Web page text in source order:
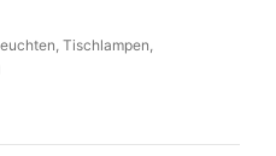
, Tischlampen